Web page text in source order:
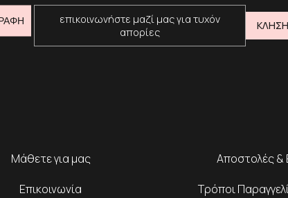
επικοινωνήστε μαζί μας για τυχόν
απορίες
ΚΛΗΣΗ
Μάθετε για μας
Επικοινωνία
Αποστολές &
Τρόποι